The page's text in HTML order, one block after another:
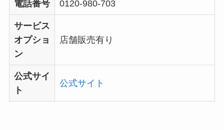
電話番号 0120-980-703
サービス
オプショ
ン
店舗販売有り
公式サイ
ト
公式サイト